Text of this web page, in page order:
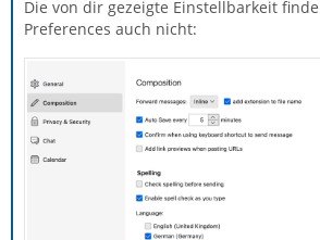
Die von dir gezeigte Einstellbarkeit
Preferences auch nicht: